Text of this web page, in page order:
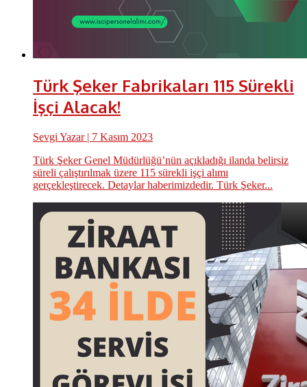
Türk Şeker Fabrikaları 115 Sürekli
İşçi Alacak!
Sevgi Yazar| 7 Kasım 2023
Türk Şeker Genel Müdürlüğü’nün açıkladığı ilanda belirsiz
süreli çalıştırılmak üzere 115 sürekli işçi alımı
gerçekleştirecek. Detaylar haberimizdedir. Türk Şeker...